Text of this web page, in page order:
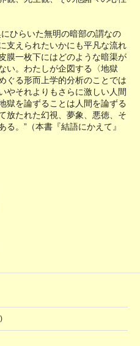
ひらいた無明の暗部の謂なの
支えられたいかにも平凡な流れ
膜一枚下にはどのような暗渠が
い。わたしが企図する〈地獄
ぐる形而上学的分析のことでは
やそれよりもさらに激しい人間
獄を論ずることは人間を論ずる
放たれた幻視、夢象、悪徳、そ
。”（本書『結語にかえて』